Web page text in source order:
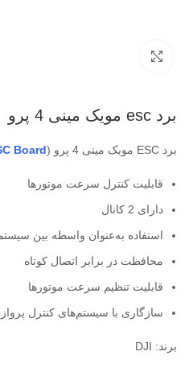
برد esc مویک مینی 4 پرو
برد ESC مویک مینی 4 پرو ( Board
قابلیت کنترل سرعت موتورها
دارای 2 کانال
استفاده به‌عنوان واسطه بین
محافظت در برابر اتصال کوتاه
قابلیت تنظیم سرعت موتورها
سازگاری با سیستم‌های کنترل
برند: DJI